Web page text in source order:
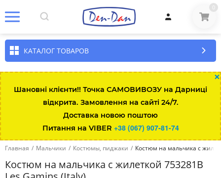
0
КАТАЛОГ ТОВАРОВ
×
Шановні клієнти!! Точка САМОВИВОЗУ на Дарниці
відкрита. Замовлення на сайті 24/7.
Доставка новою поштою
Питання на VIBER +38 (067) 907-81-74
Главная / Мальчики / Костюмы, пиджаки / Костюм на мальчика с
Костюм на мальчика с жилеткой 753281B